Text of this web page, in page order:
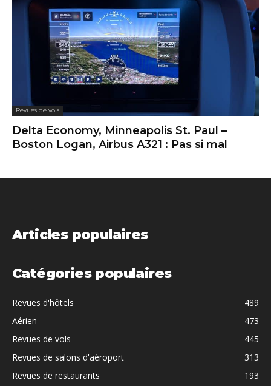
Revues de vols
Delta Economy, Minneapolis St. Paul –
Boston Logan, Airbus A321 : Pas si mal
Articles populaires
Catégories populaires
Revues d'hôtels
489
Aérien
473
Revues de vols
445
Revues de salons d'aéroport
313
Revues de restaurants
193